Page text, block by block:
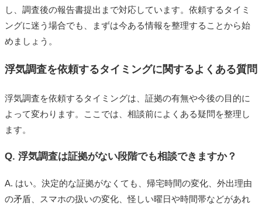
し、調査後の報告書提出まで対応しています。依頼するタイミ
ングに迷う場合でも、まずは今ある情報を整理することから始
めましょう。
浮気調査を依頼するタイミングに関するよくある質問
浮気調査を依頼するタイミングは、証拠の有無や今後の目的に
よって変わります。ここでは、相談前によくある疑問を整理し
ます。
Q. 浮気調査は証拠がない段階でも相談できますか？
A. はい。決定的な証拠がなくても、帰宅時間の変化、外出理由
の矛盾、スマホの扱いの変化、怪しい曜日や時間帯などがあれ